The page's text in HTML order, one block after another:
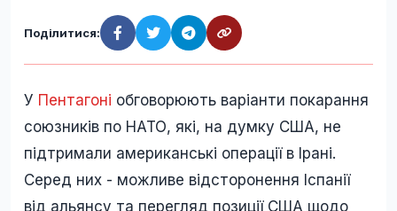
Поділитися:
У Пентагоні обговорюють варіанти покарання
союзників по НАТО, які, на думку США, не
підтримали американські операції в Ірані.
Серед них - можливе відсторонення Іспанії
від альянсу та перегляд позиції США щодо